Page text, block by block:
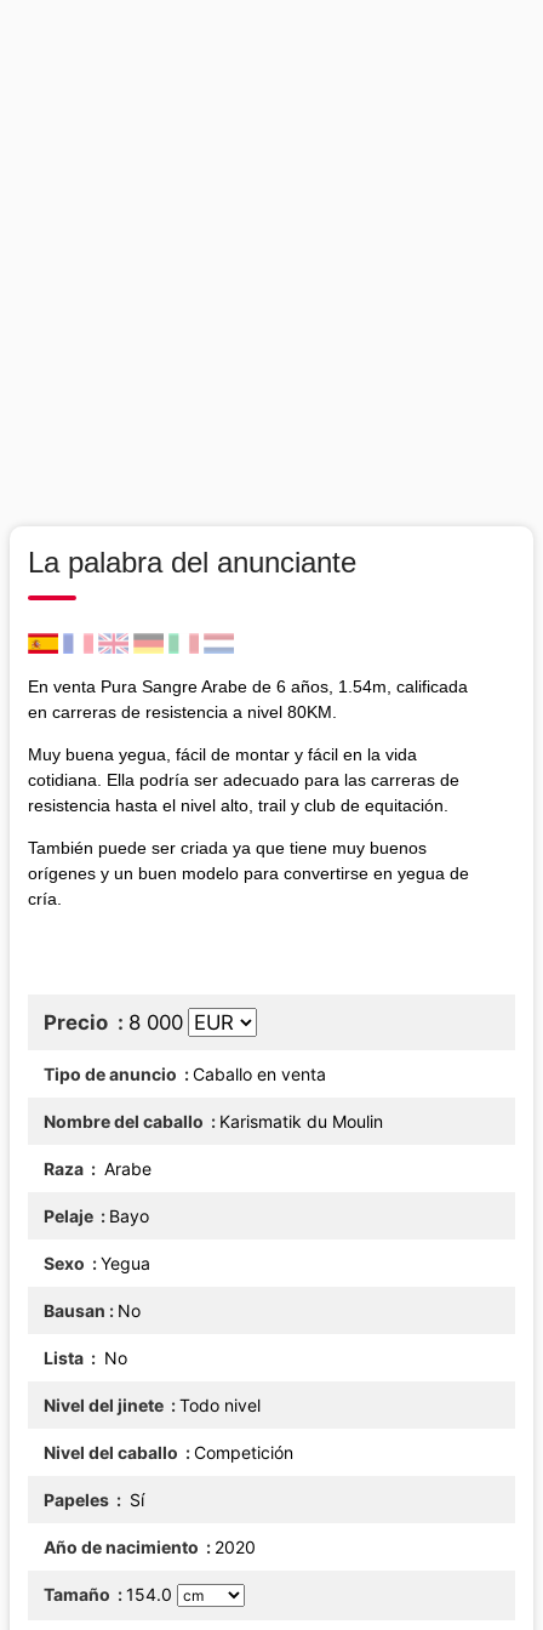
La palabra del anunciante
En venta Pura Sangre Arabe de 6 años, 1.54m, calificada
en carreras de resistencia a nivel 80KM.
Muy buena yegua, fácil de montar y fácil en la vida
cotidiana. Ella podría ser adecuado para las carreras de
resistencia hasta el nivel alto, trail y club de equitación.
También puede ser criada ya que tiene muy buenos
orígenes y un buen modelo para convertirse en yegua de
cría.
Precio 8 000
Tipo de anuncio Caballo en venta
Nombre del caballo Karismatik du Moulin
Raza Arabe
Pelaje Bayo
Sexo Yegua
Bausan No
Lista No
Nivel del jinete Todo nivel
Nivel del caballo Competición
Papeles Sí
Año de nacimiento 2020
Tamaño 154.0